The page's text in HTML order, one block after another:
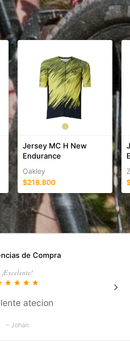
Jersey MC H New
Endurance
Oakley
$218.800
de Compra
¡Excelente!
star star star star
atecion
– Johan
keyboard_arrow_right